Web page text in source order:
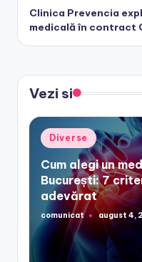
Clinica Prevencia
medicală în contract
Vezi si
Posted
in
Diverse
Cum alegi un
București: 7
adevărat
Posted
by
comunicat august 4,